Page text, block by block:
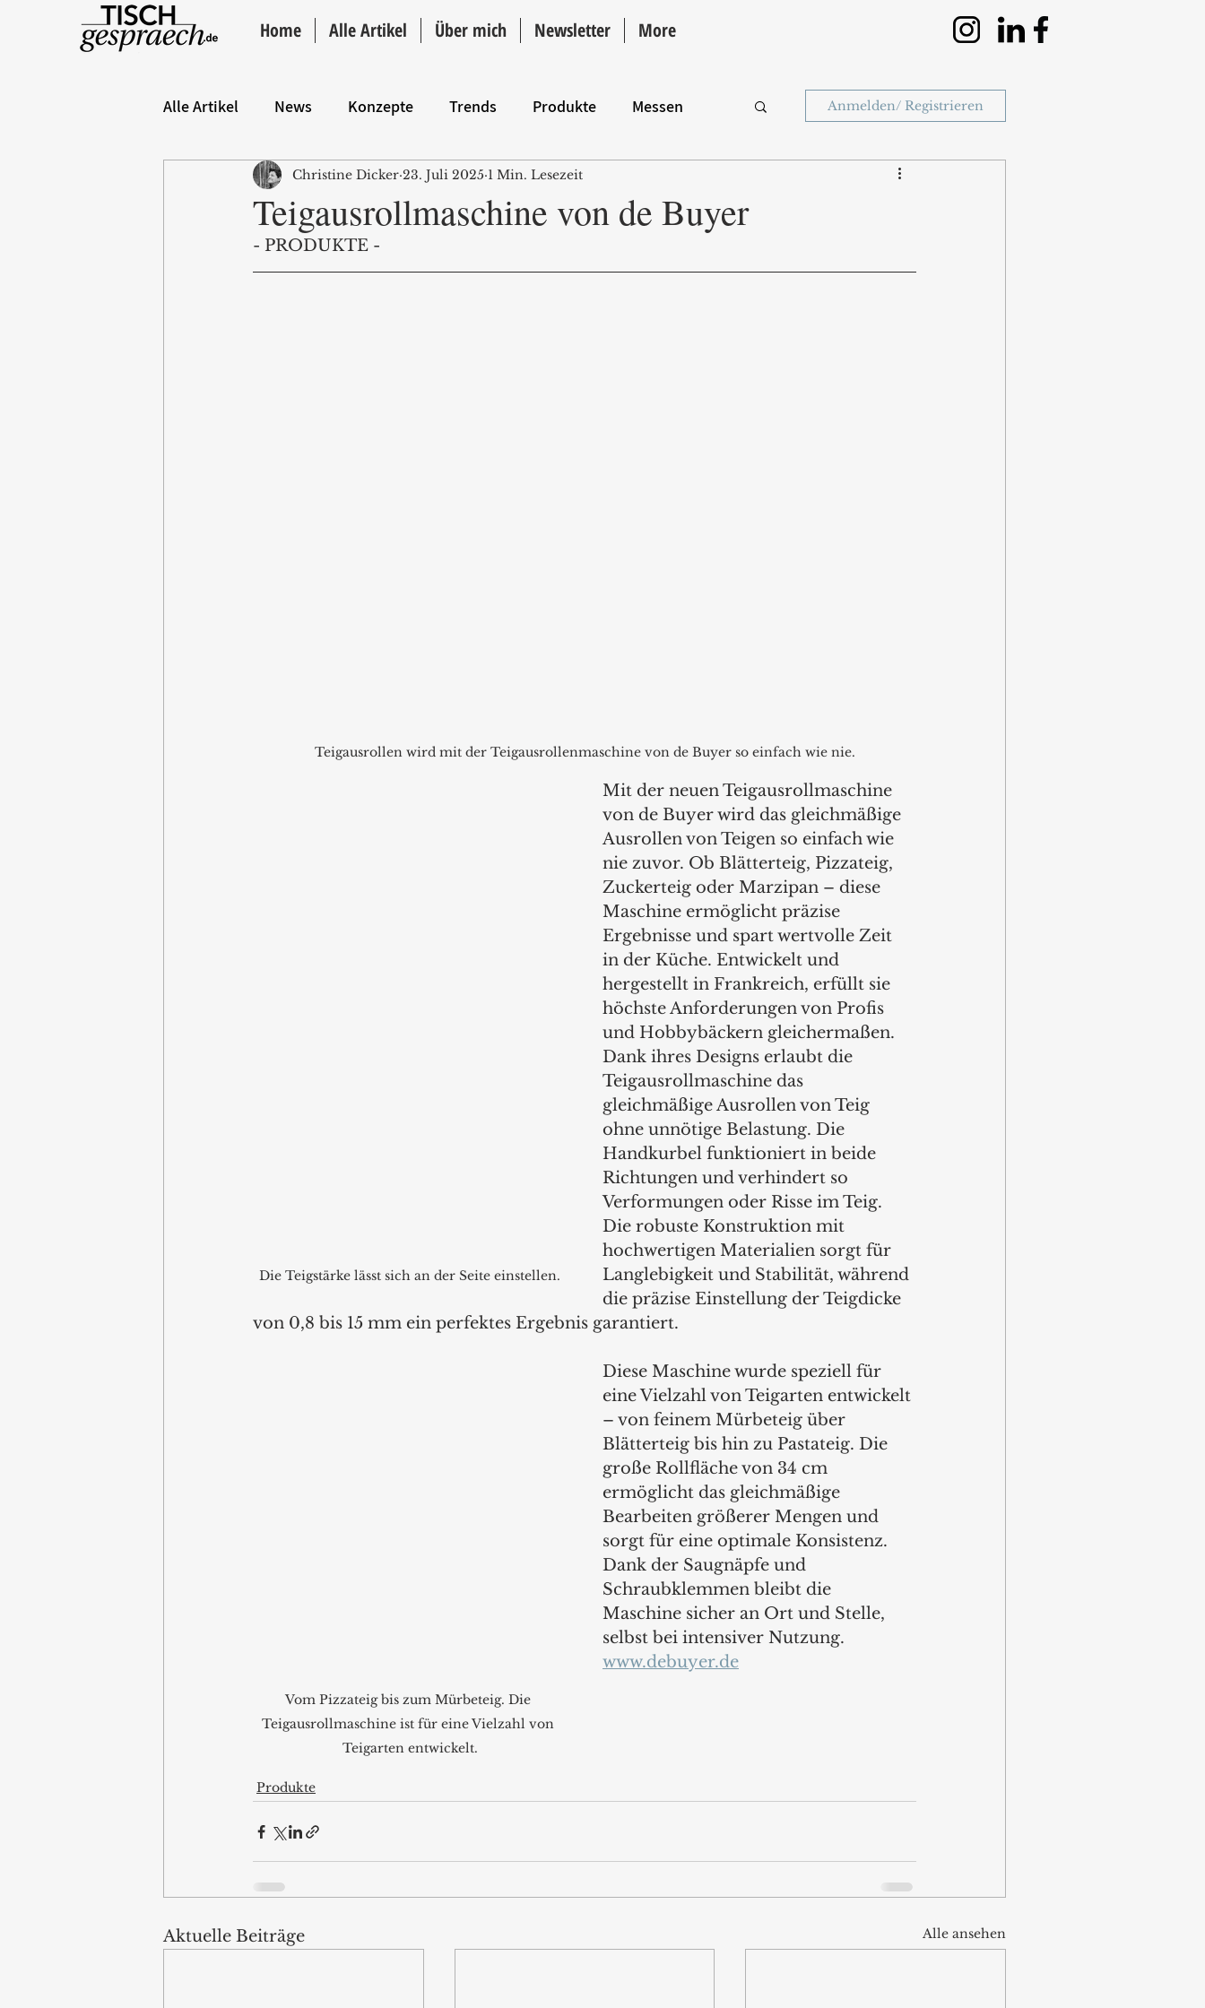
Home Alle Artikel Über mich Newsletter More
Alle Artikel News Konzepte Trends Produkte Messen
Hintergrund ANZEIGE Intro
Anmelden/ Registrieren
Teigausrollmaschine von de Buyer
Christine Dicker 23. Juli 2025 1 Min. Lesezeit
- PRODUKTE -
Teigausrollen wird mit der Teigausrollenmaschine von de Buyer so einfach wie nie.
Die Teigstärke lässt sich an der Seite einstellen.
Mit der neuen Teigausrollmaschine
von de Buyer wird das gleichmäßige
Ausrollen von Teigen so einfach wie
nie zuvor. Ob Blätterteig, Pizzateig,
Zuckerteig oder Marzipan – diese
Maschine ermöglicht präzise
Ergebnisse und spart wertvolle Zeit
in der Küche. Entwickelt und
hergestellt in Frankreich, erfüllt sie
höchste Anforderungen von Profis
und Hobbybäckern gleichermaßen.
Dank ihres Designs erlaubt die
Teigausrollmaschine das
gleichmäßige Ausrollen von Teig
ohne unnötige Belastung. Die
Handkurbel funktioniert in beide
Richtungen und verhindert so
Verformungen oder Risse im Teig.
Die robuste Konstruktion mit
hochwertigen Materialien sorgt für
Langlebigkeit und Stabilität, während
die präzise Einstellung der Teigdicke
von 0,8 bis 15 mm ein perfektes Ergebnis garantiert.
Vom Pizzateig bis zum Mürbeteig. Die
Teigausrollmaschine ist für eine Vielzahl von
Teigarten entwickelt.
Diese Maschine wurde speziell für
eine Vielzahl von Teigarten entwickelt
– von feinem Mürbeteig über
Blätterteig bis hin zu Pastateig. Die
große Rollfläche von 34 cm
ermöglicht das gleichmäßige
Bearbeiten größerer Mengen und
sorgt für eine optimale Konsistenz.
Dank der Saugnäpfe und
Schraubklemmen bleibt die
Maschine sicher an Ort und Stelle,
selbst bei intensiver Nutzung.
www.debuyer.de
Produkte
Aktuelle Beiträge Alle ansehen